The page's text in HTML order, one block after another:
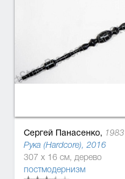
Сергей Панасенко, 1983
Рука (Hardcore), 2016
307 x 16 см, дерево
постмодернизм